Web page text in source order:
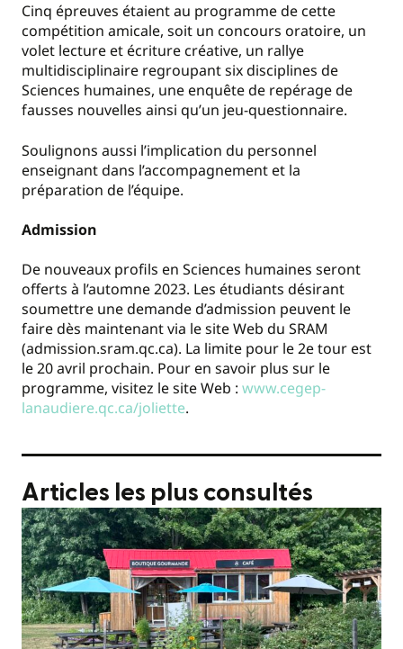
Cinq épreuves étaient au programme de cette
compétition amicale, soit un concours oratoire, un
volet lecture et écriture créative, un rallye
multidisciplinaire regroupant six disciplines de
Sciences humaines, une enquête de repérage de
fausses nouvelles ainsi qu’un jeu-questionnaire.
Soulignons aussi l’implication du personnel
enseignant dans l’accompagnement et la
préparation de l’équipe.
Admission
De nouveaux profils en Sciences humaines seront
offerts à l’automne 2023. Les étudiants désirant
soumettre une demande d’admission peuvent le
faire dès maintenant via le site Web du SRAM
(admission.sram.qc.ca). La limite pour le 2e tour est
le 20 avril prochain. Pour en savoir plus sur le
programme, visitez le site Web : www.cegep-
lanaudiere.qc.ca/joliette.
Articles les plus consultés